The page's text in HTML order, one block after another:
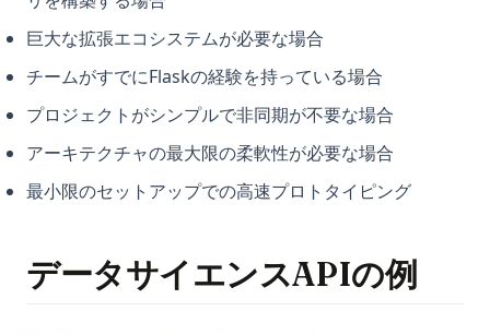
巨大な拡張エコシステムが必要な場合
チームがすでにFlaskの経験を持っている場合
プロジェクトがシンプルで非同期が不要な場合
アーキテクチャの最大限の柔軟性が必要な場合
最小限のセットアップでの高速プロトタイピング
データサイエンスAPIの例